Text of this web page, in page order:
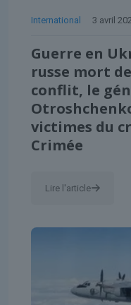
International 3 avril
Guerre en
russe mort
conflit, le
victimes du
Crimée
Lire l'article